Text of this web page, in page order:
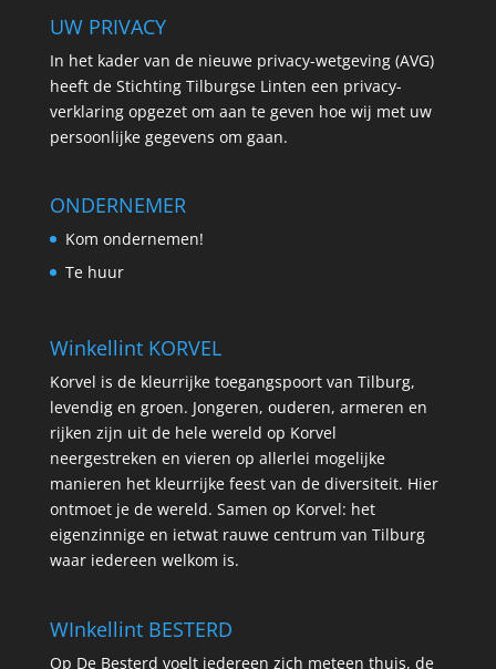
UW PRIVACY
In het kader van de nieuwe privacy-wetgeving (AVG)
heeft de Stichting Tilburgse Linten een privacy-
verklaring opgezet om aan te geven hoe wij met uw
persoonlijke gegevens om gaan.
ONDERNEMER
Kom ondernemen!
Te huur
Winkellint KORVEL
Korvel is de kleurrijke toegangspoort van Tilburg,
levendig en groen. Jongeren, ouderen, armeren en
rijken zijn uit de hele wereld op Korvel
neergestreken en vieren op allerlei mogelijke
manieren het kleurrijke feest van de diversiteit. Hier
ontmoet je de wereld. Samen op Korvel: het
eigenzinnige en ietwat rauwe centrum van Tilburg
waar iedereen welkom is.
WInkellint BESTERD
Op De Besterd voelt iedereen zich meteen thuis, de